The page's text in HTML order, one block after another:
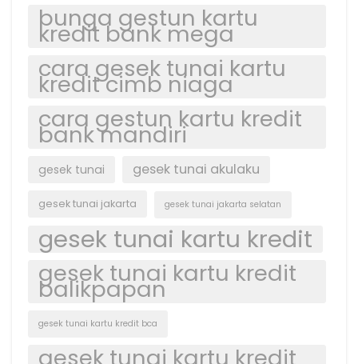
bunga gestun kartu
kredit bank mega
cara gesek tunai kartu
kredit cimb niaga
cara gestun kartu kredit
bank mandiri
gesek tunai gesek tunai akulaku
gesek tunai jakarta gesek tunai jakarta selatan
gesek tunai kartu kredit
gesek tunai kartu kredit
balikpapan
gesek tunai kartu kredit bca